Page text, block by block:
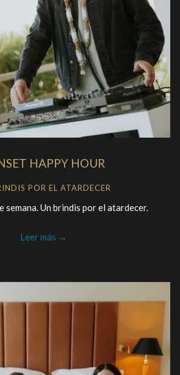
HAPPY HOUR
POR EL ATARDECER
semana. Un brindis por el atardecer.
Leer más